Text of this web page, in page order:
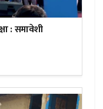
: समावेशी